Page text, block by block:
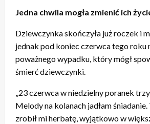
Jedna chwila mogła zmienić ich
Dziewczynka skończyła już roczek i
jednak pod koniec czerwca tego roku
poważnego wypadku, który mógł
śmierć dziewczynki.
„23 czerwca w niedzielny poranek
Melody na kolanach jadłam
zrobił mi herbatę, wyjątkowo w